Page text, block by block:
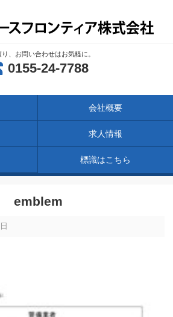
り、お問い合わせはお気軽に。
0155-24-7788
会社概要
求人情報
標識はこちら
emblem